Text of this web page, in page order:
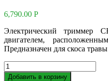
6,790.00 Р
Электрический триммер
двигателем,
Предназначен для скоса
Добавить в корзину